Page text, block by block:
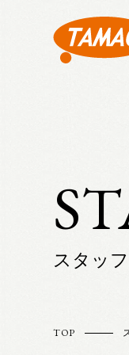
スタッ
TOP